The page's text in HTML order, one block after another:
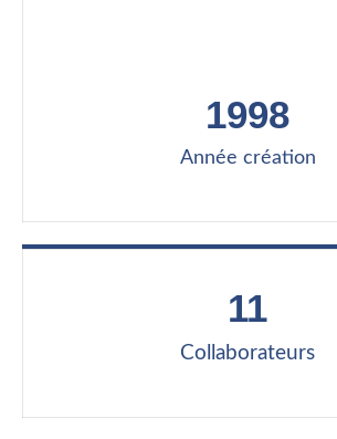
Année création
1998
Collaborateurs
11